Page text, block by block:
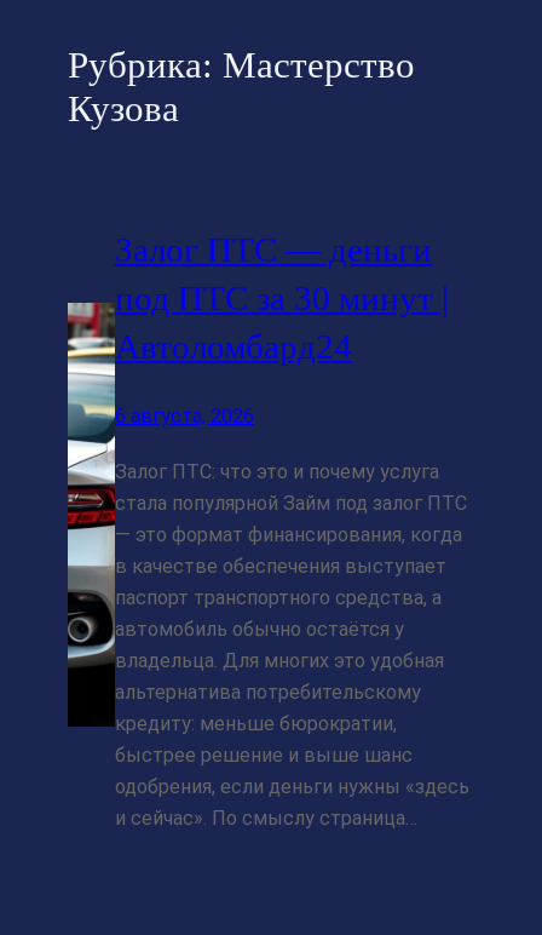
Рубрика: Мастерство
Кузова
Залог ПТС — деньги
под ПТС за 30 минут |
Автоломбард24
6 августа, 2026
Залог ПТС: что это и почему услуга
стала популярной Займ под залог ПТС
— это формат финансирования, когда
в качестве обеспечения выступает
паспорт транспортного средства, а
автомобиль обычно остаётся у
владельца. Для многих это удобная
альтернатива потребительскому
кредиту: меньше бюрократии,
быстрее решение и выше шанс
одобрения, если деньги нужны «здесь
и сейчас». По смыслу страница…